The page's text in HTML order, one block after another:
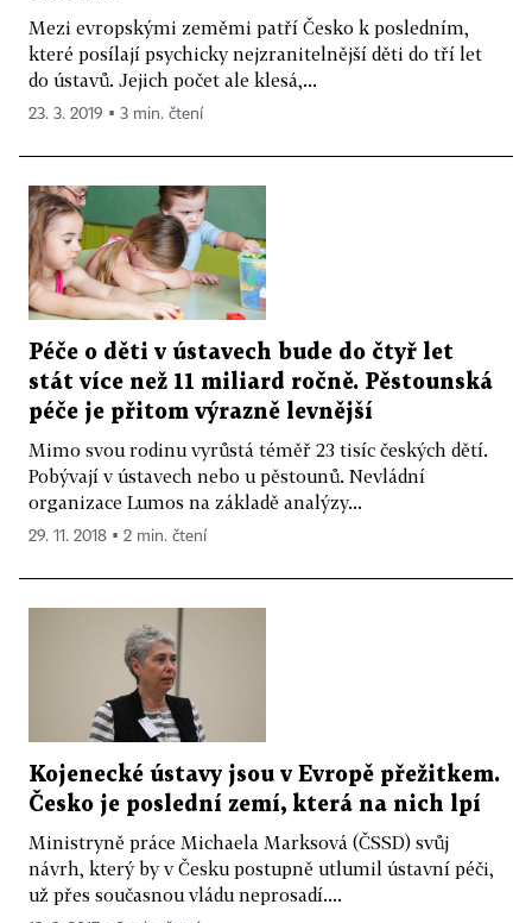
Mezi evropskými zeměmi patří Česko k posledním,
které posílají psychicky nejzranitelnější děti do tří let
do ústavů. Jejich počet ale klesá,...
23. 3. 2019 ▪ 3 min. čtení
Péče o děti v ústavech bude do čtyř let
stát více než 11 miliard ročně. Pěstounská
péče je přitom výrazně levnější
Mimo svou rodinu vyrůstá téměř 23 tisíc českých dětí.
Pobývají v ústavech nebo u pěstounů. Nevládní
organizace Lumos na základě analýzy...
29. 11. 2018 ▪ 2 min. čtení
Kojenecké ústavy jsou v Evropě přežitkem.
Česko je poslední zemí, která na nich lpí
Ministryně práce Michaela Marksová (ČSSD) svůj
návrh, který by v Česku postupně utlumil ústavní péči,
už přes současnou vládu neprosadí....